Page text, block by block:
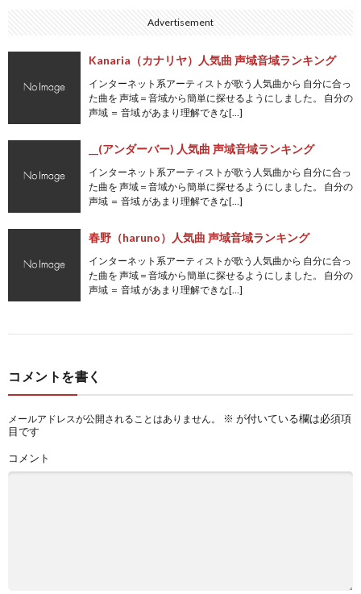
Advertisement
Kanaria（カナリヤ）人気曲 声域音域ランキング
インターネット系アーティストが歌う人気曲から 自分に合っ
た曲を 声域＝音域から簡単に探せるようにしました。 自分の
声域 ＝ 音域 があまり理解できな[…]
__(アンダーバー) 人気曲 声域音域ランキング
インターネット系アーティストが歌う人気曲から 自分に合っ
た曲を 声域＝音域から簡単に探せるようにしました。 自分の
声域 ＝ 音域 があまり理解できな[…]
春野（haruno）人気曲 声域音域ランキング
インターネット系アーティストが歌う人気曲から 自分に合っ
た曲を 声域＝音域から簡単に探せるようにしました。 自分の
声域 ＝ 音域 があまり理解できな[…]
コメントを書く
メールアドレスが公開されることはありません。 ※ が付いている欄は必須項
目です
コメント